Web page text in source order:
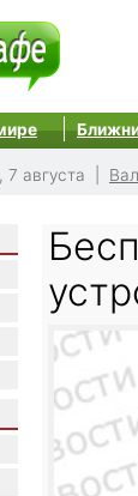
7 августа |